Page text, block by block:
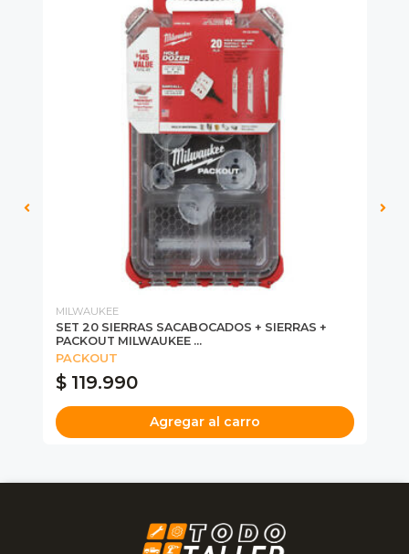
MILWAUKEE
SET 20 SIERRAS SACABOCADOS + SIERRAS +
PACKOUT MILWAUKEE ...
PACKOUT
$ 119.990
Agregar al carro